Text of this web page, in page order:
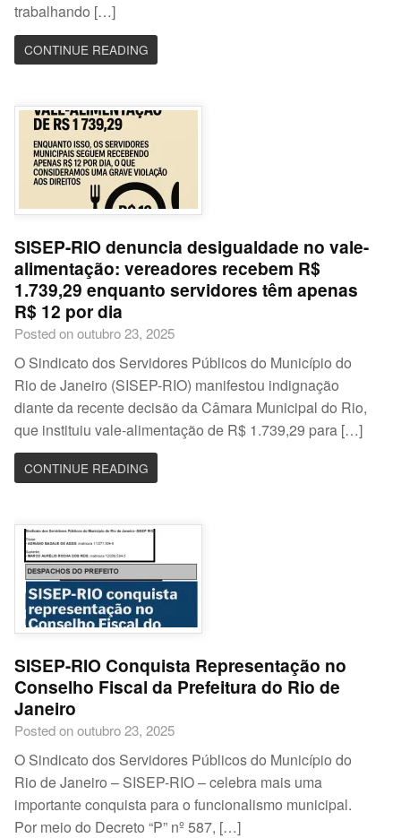
trabalhando […]
CONTINUE READING
SISEP-RIO denuncia desigualdade no vale-
alimentação: vereadores recebem R$
1.739,29 enquanto servidores têm apenas
R$ 12 por dia
Posted on outubro 23, 2025
O Sindicato dos Servidores Públicos do Município do
Rio de Janeiro (SISEP-RIO) manifestou indignação
diante da recente decisão da Câmara Municipal do Rio,
que instituiu vale-alimentação de R$ 1.739,29 para […]
CONTINUE READING
SISEP-RIO Conquista Representação no
Conselho Fiscal da Prefeitura do Rio de
Janeiro
Posted on outubro 23, 2025
O Sindicato dos Servidores Públicos do Município do
Rio de Janeiro – SISEP-RIO – celebra mais uma
importante conquista para o funcionalismo municipal.
Por meio do Decreto “P” nº 587, […]